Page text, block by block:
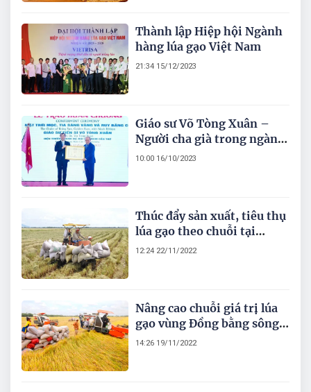
Thành lập Hiệp hội Ngành
hàng lúa gạo Việt Nam
21:34 15/12/2023
Giáo sư Võ Tòng Xuân –
Người cha già trong ngành
nông nghiệp Nam bộ
10:00 16/10/2023
Thúc đẩy sản xuất, tiêu thụ
lúa gạo theo chuỗi tại
ĐBSCL
12:24 22/11/2022
Nâng cao chuỗi giá trị lúa
gạo vùng Đồng bằng sông
Cửu Long
14:26 19/11/2022